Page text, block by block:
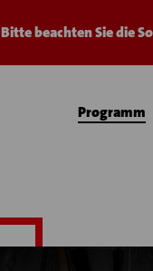
Bitte beachten Sie die
Programm